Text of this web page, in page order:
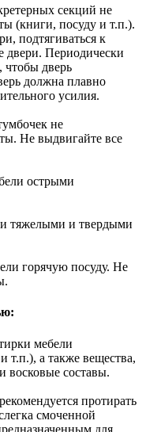
секций не
(книги, посуду и т.п.).
подтягиваться к
двери. Периодически
чтобы дверь
должна плавно
усилия.
не
Не выдвигайте все
острыми
тяжелыми и твердыми
горячую посуду. Не
мебели
т.п.), а также вещества,
составы.
протирать
смоченной
для